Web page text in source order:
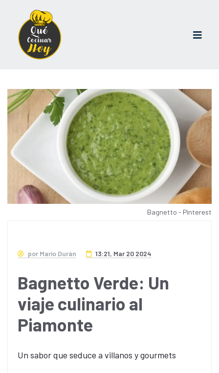
Bagnetto - Pinterest
por Mario Durán 13:21, Mar 20 2024
Bagnetto Verde: Un
viaje culinario al
Piamonte
Un sabor que seduce a villanos y gourmets